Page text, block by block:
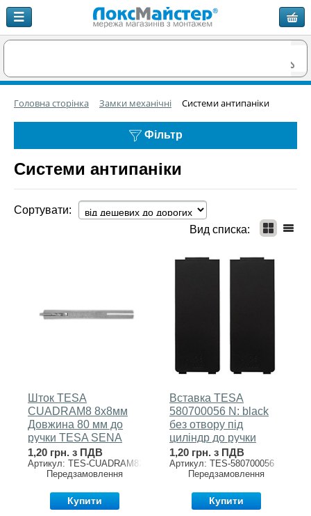
Головна сторінка Замки механічні Системи антипаніки
Фільтр
Системи антипаніки
Сортувати:
Вид списка:
Шток TESA
CUADRAM8 8x8мм
Довжина 80 мм до
ручки TESA SENA
ROUND fix-mov
1,20 грн. з ПДВ
Артикул: TES-CUADRAM8X80
Передзамовлення
Купити
Вставка TESA
580700056 N: black
без отвору під
циліндр до ручки
GLOBAL1E
1,20 грн. з ПДВ
Артикул: TES-580700056
Передзамовлення
Купити